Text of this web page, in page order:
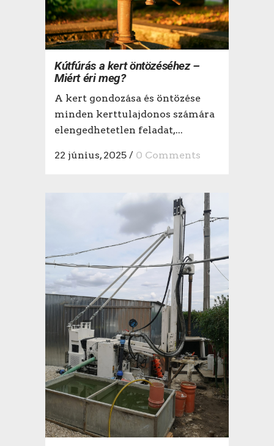
Kútfúrás a kert öntözéséhez –
Miért éri meg?
A kert gondozása és öntözése
minden kerttulajdonos számára
elengedhetetlen feladat,...
22 június, 2025 / 0 Comments